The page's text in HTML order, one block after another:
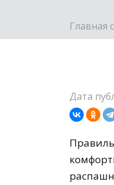
Главная
Дата